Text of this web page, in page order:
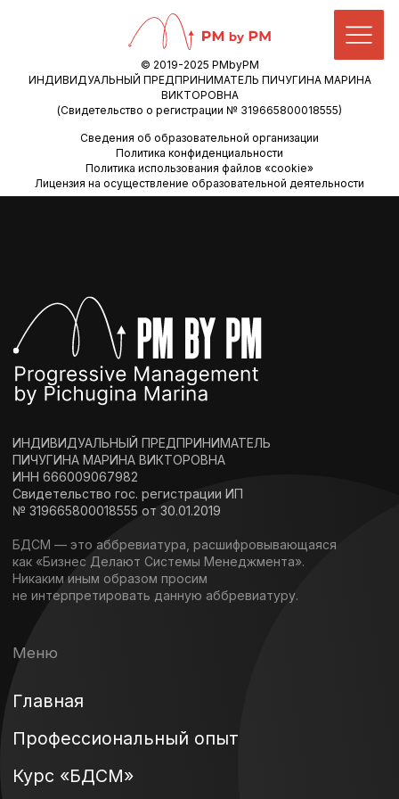
© 2019-2025 PMbyPM
ИНДИВИДУАЛЬНЫЙ ПРЕДПРИНИМАТЕЛЬ ПИЧУГИНА МАРИНА
ВИКТОРОВНА
(Свидетельство о регистрации № 319665800018555)
Сведения об образовательной организации
Политика конфиденциальности
Политика использования файлов «cookie»
Лицензия на осуществление образовательной деятельности
+7 922 211-92-22
Меню
Контакты
ИНДИВИДУАЛЬНЫЙ ПРЕДПРИНИМАТЕЛЬ
ПИЧУГИНА МАРИНА ВИКТОРОВНА
ИНН 666009067982
Свидетельство гос. регистрации ИП
№ 319665800018555 от 30.01.2019
Главная
Курс «БДСМ»
Полезные завтраки
Интерим-менеджер
Сотрудничество
БДСМ — это аббревиатура, расшифровывающаяся
как «Бизнес Делают Системы Менеджмента».